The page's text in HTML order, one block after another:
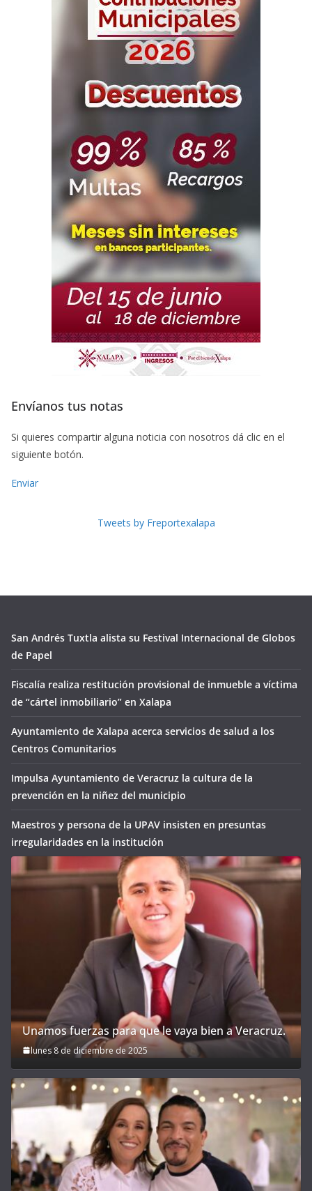
Envíanos tus notas
Si quieres compartir alguna noticia con nosotros dá clic en el
siguiente botón.
Enviar
Tweets by Freportexalapa
San Andrés Tuxtla alista su Festival Internacional de Globos
de Papel
Fiscalía realiza restitución provisional de inmueble a víctima
de “cártel inmobiliario” en Xalapa
Ayuntamiento de Xalapa acerca servicios de salud a los
Centros Comunitarios
Impulsa Ayuntamiento de Veracruz la cultura de la
prevención en la niñez del municipio
Maestros y persona de la UPAV insisten en presuntas
irregularidades en la institución
Unamos fuerzas para que le vaya bien a Veracruz.
lunes 8 de diciembre de 2025